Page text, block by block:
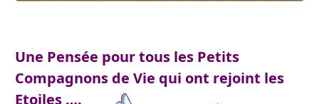
Une Pensée pour tous les Petits
Compagnons de Vie qui ont rejoint les
Etoiles ….